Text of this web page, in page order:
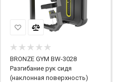
BRONZE GYM BW-3028
Разгибание рук сидя
(наклонная поверхность)